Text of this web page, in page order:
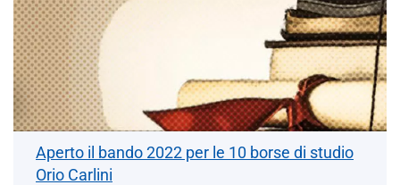
Aperto il bando 2022 per le 10 borse di studio
Orio Carlini